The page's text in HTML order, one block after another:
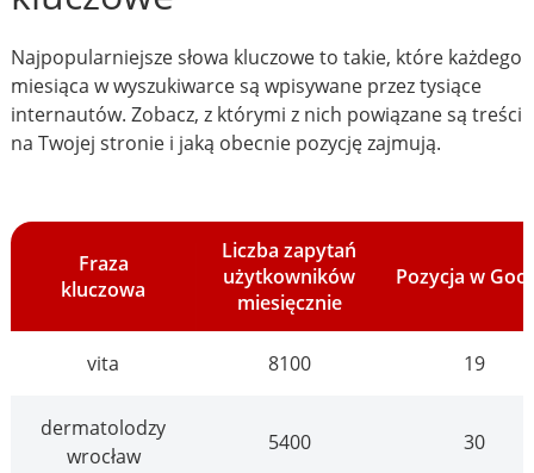
Najpopularniejsze słowa kluczowe to takie, które każdego
miesiąca w wyszukiwarce są wpisywane przez tysiące
internautów. Zobacz, z którymi z nich powiązane są treści
na Twojej stronie i jaką obecnie pozycję zajmują.
Fraza
kluczowa
Liczba zapytań
użytkowników
miesięcznie
Pozycja w
vita 8100 19
dermatolodzy
wrocław
5400 30